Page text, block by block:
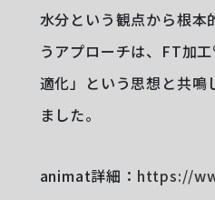
水分という観点から根本
うアプローチは、FT加
適化」という思想と共鳴
ました。
animat詳細： https://